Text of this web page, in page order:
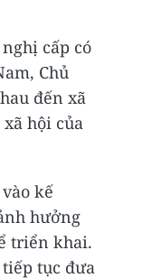
cấp có
Chủ
đến xã
hội của
kế
hưởng
triển khai.
tục đưa